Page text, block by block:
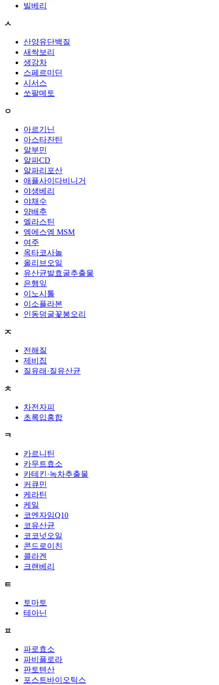
빌베리
ㅅ
산양유단백질
새싹보리
생강차
스페르미딘
시서스
쏘팔메토
ㅇ
아르기닌
아스타잔틴
알부민
알파CD
알파리포산
애플사이다비니거
야생베리
야채수
양배추
엘라스틴
엠에스엠 MSM
여주
옥타코사놀
올리브오일
유산균발효굴추출물
은행잎
이노시톨
이소플라본
인동덩굴꽃봉오리
ㅈ
전해질
제비집
질유래·질유산균
ㅊ
차전자피
초록입홍합
ㅋ
카르니틴
카무트효소
카테킨·녹차추출물
커큐민
케라틴
케일
코엔자임Q10
코유산균
코코넛오일
콘드로이친
콜라겐
크랜베리
ㅌ
토마토
테아닌
ㅍ
파로효소
파비플로라
판토텐산
포스트바이오틱스